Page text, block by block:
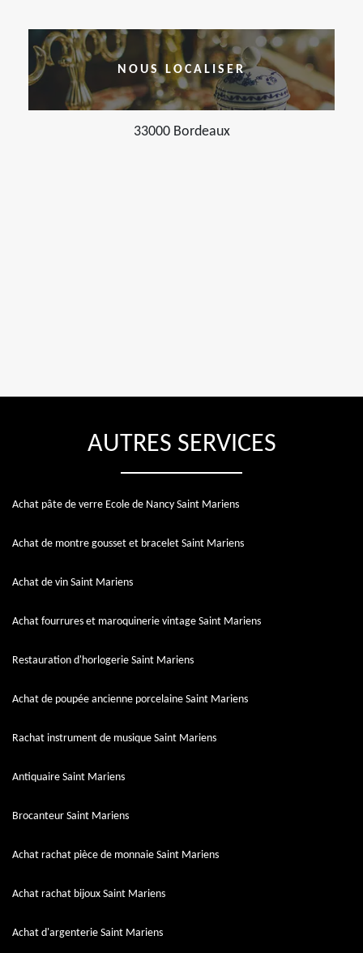
NOUS LOCALISER
33000 Bordeaux
AUTRES SERVICES
Achat pâte de verre Ecole de Nancy Saint Mariens
Achat de montre gousset et bracelet Saint Mariens
Achat de vin Saint Mariens
Achat fourrures et maroquinerie vintage Saint Mariens
Restauration d'horlogerie Saint Mariens
Achat de poupée ancienne porcelaine Saint Mariens
Rachat instrument de musique Saint Mariens
Antiquaire Saint Mariens
Brocanteur Saint Mariens
Achat rachat pièce de monnaie Saint Mariens
Achat rachat bijoux Saint Mariens
Achat d'argenterie Saint Mariens